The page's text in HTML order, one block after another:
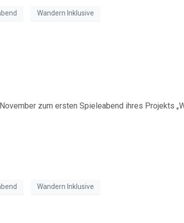
Wandern Inklusive
zum ersten Spieleabend ihres Projekts
Wandern Inklusive
Kontakt: